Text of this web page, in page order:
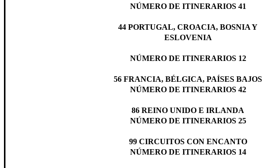
NÚMERO DE ITINERARIOS 41
44 PORTUGAL, CROACIA, BOSNIA Y
ESLOVENIA
NÚMERO DE ITINERARIOS 12
56 FRANCIA, BÉLGICA, PAÍSES BAJOS
NÚMERO DE ITINERARIOS 42
86 REINO UNIDO E IRLANDA
NÚMERO DE ITINERARIOS 25
99 CIRCUITOS CON ENCANTO
NÚMERO DE ITINERARIOS 14